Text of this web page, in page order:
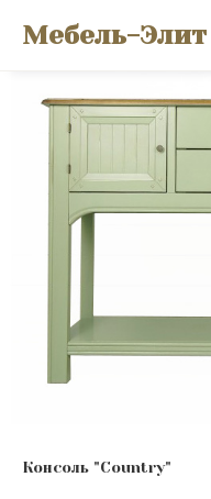
Мебель-Элит
Консоль "Сountry"